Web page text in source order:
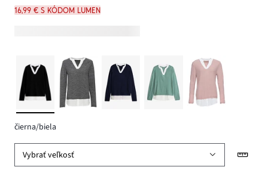
16,99 € s kódom LUMEN
čierna/biela
Vybrať veľkosť